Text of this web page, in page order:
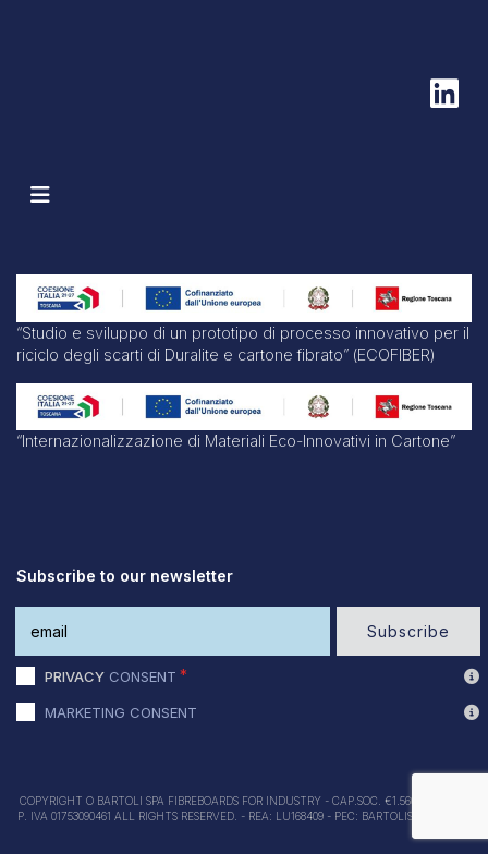
“Studio e sviluppo di un prototipo di processo innovativo per il
riciclo degli scarti di Duralite e cartone fibrato” (ECOFIBER)
“Internazionalizzazione di Materiali Eco-Innovativi in Cartone”
Subscribe to our newsletter
Subscribe
PRIVACY CONSENT
MARKETING CONSENT
COPYRIGHT O BARTOLI SPA FIBREBOARDS FOR INDUSTRY - CAP.SOC. €1.560.OOO I.v. -
P. IVA 01753090461 ALL RIGHTS RESERVED. - REA: LU168409 - PEC: BARTOLISPA@PEC.IT